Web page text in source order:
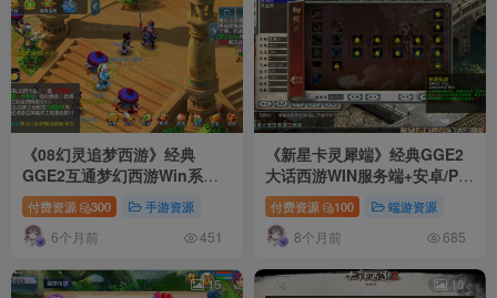
《08幻灵追梦西游》经典
GGE2互通梦幻西游Win系服
务端+安卓苹果PC三端+客户端
编译工具+全套源码+详细搭建
教程
付费资源 300 手游资源
6个月前 451
《新星卡灵犀端》经典GGE2
大话西游WIN服务端+安卓/PC
互通+一键多开组队+内置GM
工具+全套源码
付费资源 100 端游资源
8个月前 685
15 10